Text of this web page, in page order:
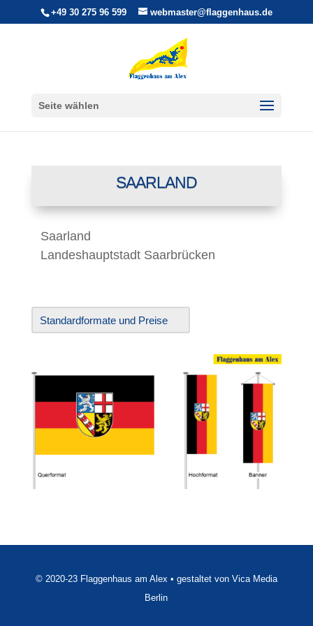
+49 30 275 96 599 webmaster@flaggenhaus.de
Seite wählen
SAARLAND
Saarland
Landeshauptstadt Saarbrücken
Standardformate und Preise
© 2020-23 Flaggenhaus am Alex • gestaltet von Vica Media
Berlin